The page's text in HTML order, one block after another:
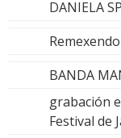
DANIELA
BANDA
grabación
Festival de